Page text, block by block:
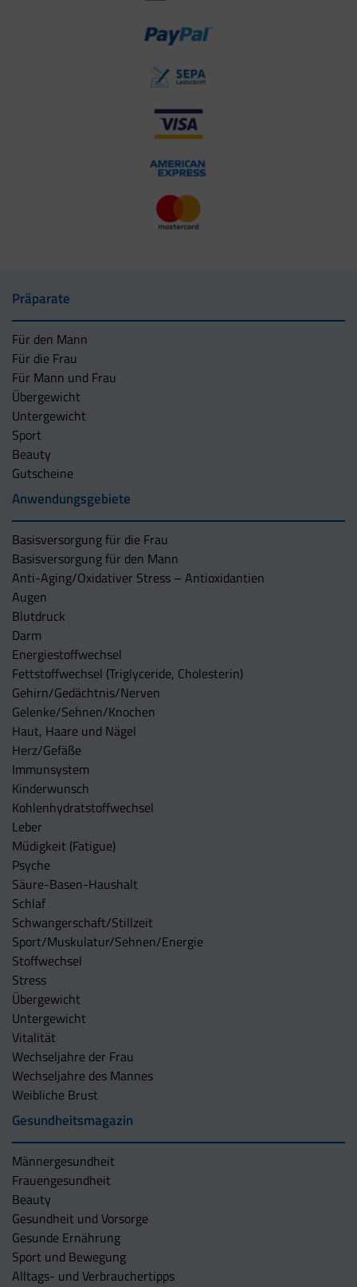
Präparate
Für den Mann
Für die Frau
Für Mann und Frau
Übergewicht
Untergewicht
Sport
Beauty
Gutscheine
Anwendungsgebiete
Basisversorgung für die Frau
Basisversorgung für den Mann
Anti-Aging/Oxidativer Stress – Antioxidantien
Augen
Blutdruck
Darm
Energiestoffwechsel
Fettstoffwechsel (Triglyceride, Cholesterin)
Gehirn/Gedächtnis/Nerven
Gelenke/Sehnen/Knochen
Haut, Haare und Nägel
Herz/Gefäße
Immunsystem
Kinderwunsch
Kohlenhydratstoffwechsel
Leber
Müdigkeit (Fatigue)
Psyche
Säure-Basen-Haushalt
Schlaf
Schwangerschaft/Stillzeit
Sport/Muskulatur/Sehnen/Energie
Stoffwechsel
Stress
Übergewicht
Untergewicht
Vitalität
Wechseljahre der Frau
Wechseljahre des Mannes
Weibliche Brust
Gesundheitsmagazin
Männergesundheit
Frauengesundheit
Beauty
Gesundheit und Vorsorge
Gesunde Ernährung
Sport und Bewegung
Alltags- und Verbrauchertipps